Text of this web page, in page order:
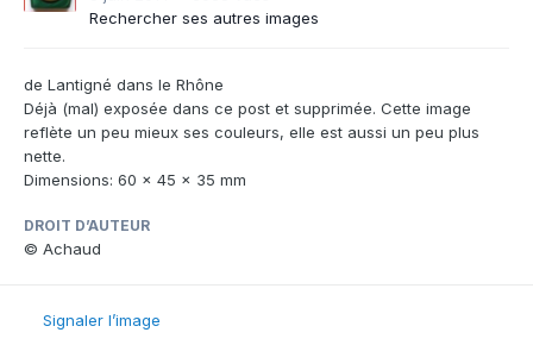
Rechercher ses autres images
de Lantigné dans le Rhône
Déjà (mal) exposée dans ce post et supprimée. Cette image
reflète un peu mieux ses couleurs, elle est aussi un peu plus
nette.
Dimensions: 60 x 45 x 35 mm
DROIT D’AUTEUR
© Achaud
Signaler l’image